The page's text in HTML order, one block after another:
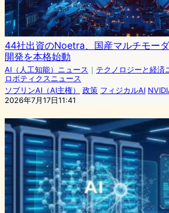
44社出資のNoetra、国産マルチモー
開発を本格始動
AI（人工知能）ニュース ｜ テクノロジーと経済
ロボティクスニュース
ソブリンAI（AI主権）
政策 フィジカルAI
2026年7月17日11:41